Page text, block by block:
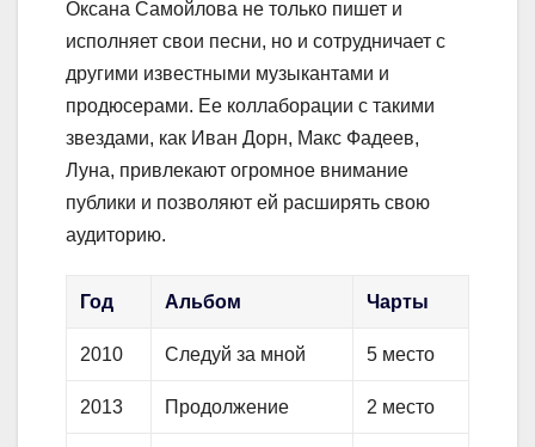
Оксана Самойлова не только пишет и
исполняет свои песни, но и сотрудничает с
другими известными музыкантами и
продюсерами. Ее коллаборации с такими
звездами, как Иван Дорн, Макс Фадеев,
Луна, привлекают огромное внимание
публики и позволяют ей расширять свою
аудиторию.
Год Альбом Чарты
2010 Следуй за мной 5 место
2013 Продолжение 2 место